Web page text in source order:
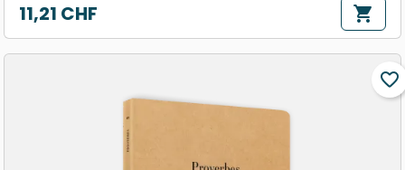
Prix
11,21 CHF shopping_cart
favorite_border